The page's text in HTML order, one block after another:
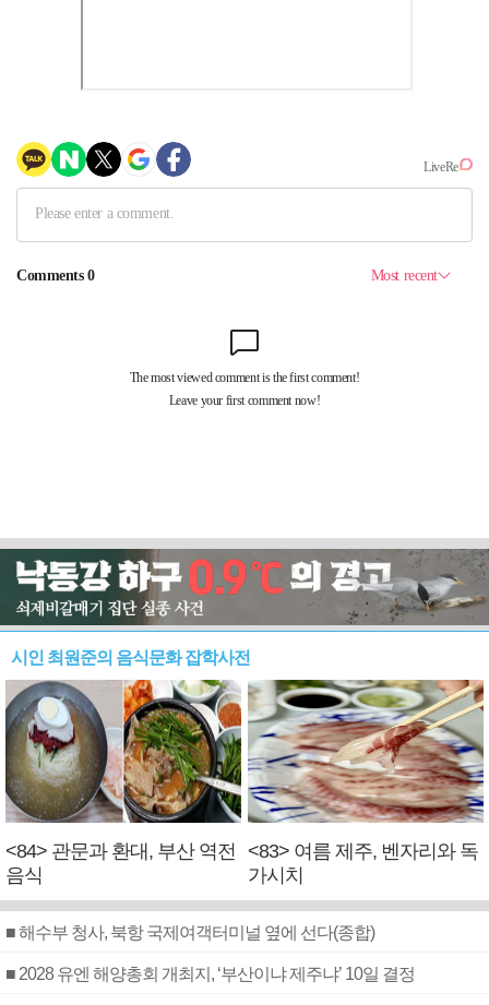
시인 최원준의 음식문화 잡학사전
<84> 관문과 환대, 부산 역전
음식
<83> 여름 제주, 벤자리와 독
가시치
■ 해수부 청사, 북항 국제여객터미널 옆에 선다(종합)
■ 2028 유엔 해양총회 개최지, ‘부산이냐 제주냐’ 10일 결정